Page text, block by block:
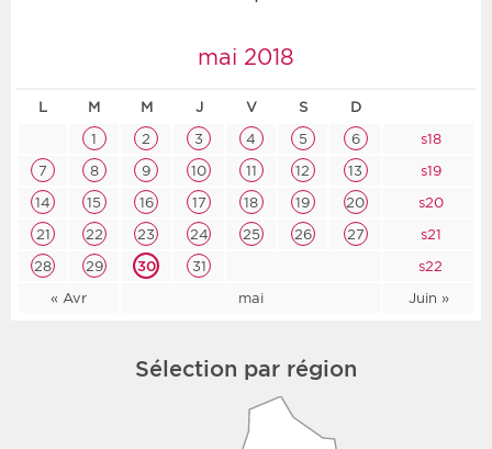
mai 2018
L M M J V S D
« Avr mai Juin »
1 2 3 4 5 6
s18
7
8 9 10 11 12 13
s19
14
15 16 17 18 19 20
s20
21
22 23 24 25 26 27
s21
28
29 30 31 s22
Sélection par région